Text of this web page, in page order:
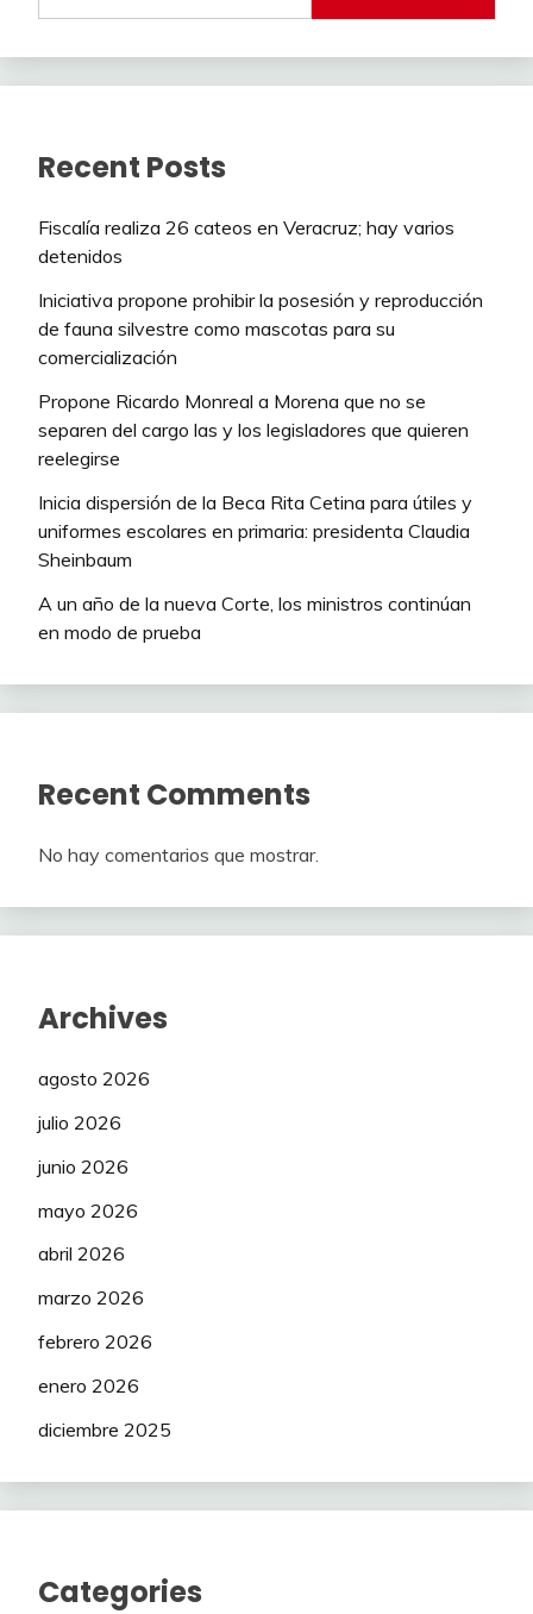
Recent Posts
Fiscalía realiza 26 cateos en Veracruz; hay varios
detenidos
Iniciativa propone prohibir la posesión y reproducción
de fauna silvestre como mascotas para su
comercialización
Propone Ricardo Monreal a Morena que no se
separen del cargo las y los legisladores que quieren
reelegirse
Inicia dispersión de la Beca Rita Cetina para útiles y
uniformes escolares en primaria: presidenta Claudia
Sheinbaum
A un año de la nueva Corte, los ministros continúan
en modo de prueba
Recent Comments
No hay comentarios que mostrar.
Archives
agosto 2026
julio 2026
junio 2026
mayo 2026
abril 2026
marzo 2026
febrero 2026
enero 2026
diciembre 2025
Categories